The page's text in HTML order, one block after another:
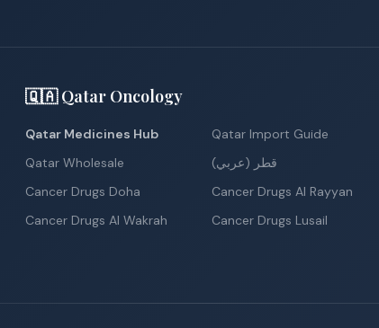
🇶🇦 Qatar Oncology
Qatar Medicines Hub
Qatar Import Guide
Qatar Wholesale
قطر (عربي)
Cancer Drugs Doha
Cancer Drugs Al Rayyan
Cancer Drugs Al Wakrah
Cancer Drugs Lusail